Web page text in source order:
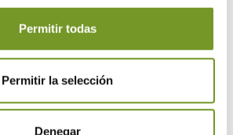
Permitir todas
Permitir la selección
Denegar